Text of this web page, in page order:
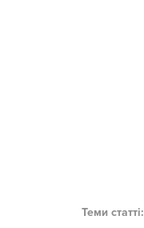
Теми статті: